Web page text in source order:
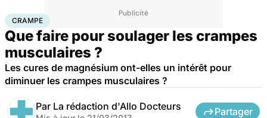
AccueilBien-être Crampe
CRAMPE
Que faire pour soulager les crampes
musculaires ?
Les cures de magnésium ont-elles un intérêt pour
diminuer les crampes musculaires ?
Par La rédaction d'Allo Docteurs Partager